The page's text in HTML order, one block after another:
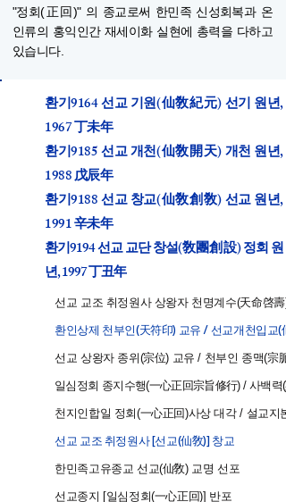
"정회(正回)" 의 종교로써 한민족 신성회복과 온
인류의 홍익인간 재세이화 실현에 총력을 다하고
있습니다.
​환기9164 선교 기원(仙敎紀元) 선기 원년,
1967 丁未年
​환기9185 선교 개천(仙敎開天) 개천 원년,
1988 戊辰年
​환기9188 선교 창교(仙敎創敎) 선교 원년,
1991 辛未年
​환기9194 선교 교단 창설(敎團創設) 정회 원
년, 1997 丁丑年
선교 교조 취정원사 상왕자 천명계수(天命啓壽)
환인상제 천부인(天符印) 교유 / 선교개천입교(
선교 상왕자 종위(宗位) 교유 / 천부인 종맥(宗脈
일심정회 종지수행(一心正回宗旨修行) / 사백력(
천지인합일 정회(一心正回)사상 대각 / 설교지본
선교 교조 취정원사 [선교(仙敎)] 창교
한민족고유종교 선교(仙敎) 교명 선포
​ 선교종지 [일심정회(一心正回)] 반포